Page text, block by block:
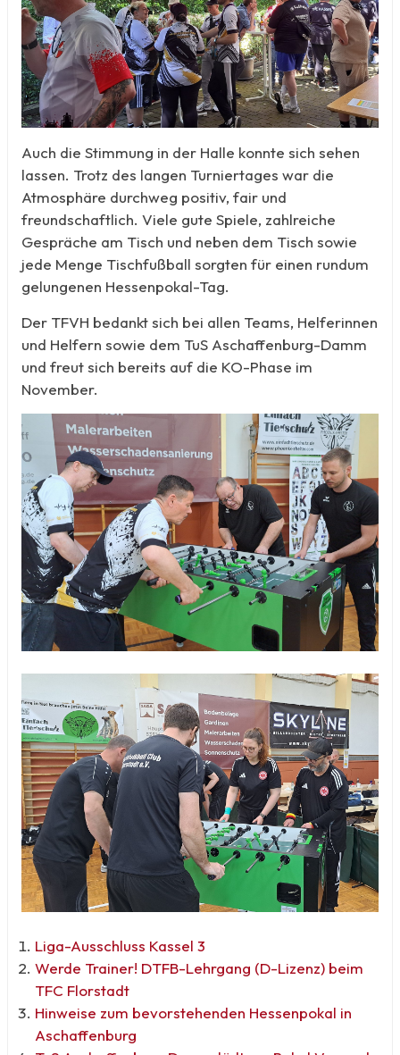
Auch die Stimmung in der Halle konnte sich sehen
lassen. Trotz des langen Turniertages war die
Atmosphäre durchweg positiv, fair und
freundschaftlich. Viele gute Spiele, zahlreiche
Gespräche am Tisch und neben dem Tisch sowie
jede Menge Tischfußball sorgten für einen rundum
gelungenen Hessenpokal-Tag.
Der TFVH bedankt sich bei allen Teams, Helferinnen
und Helfern sowie dem TuS Aschaffenburg-Damm
und freut sich bereits auf die KO-Phase im
November.
Liga-Ausschluss Kassel 3
Werde Trainer! DTFB-Lehrgang (D-Lizenz) beim
TFC Florstadt
Hinweise zum bevorstehenden Hessenpokal in
Aschaffenburg